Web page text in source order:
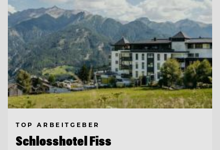
TOP ARBEITGEBER
Schlosshotel Fiss